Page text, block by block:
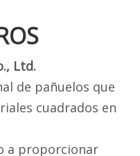
Ltd.
de pañuelos que
cuadrados en
a proporcionar